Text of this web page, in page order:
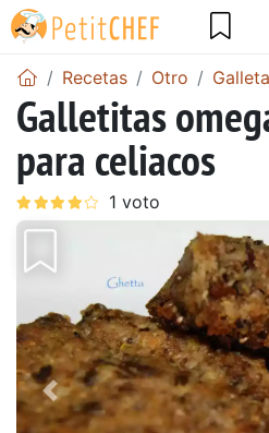
Recetas Otro
Galletitas
para celiacos
Anterior